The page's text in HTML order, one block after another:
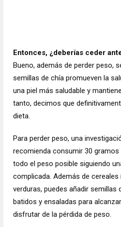
Entonces, ¿deberías ceder
Bueno, además de perder peso,
semillas de chía promueven la
una piel más saludable y
tanto, decimos que
dieta.
Para perder peso, una
recomienda consumir 30 gramos
todo el peso posible siguiendo
complicada. Además de
verduras, puedes añadir semillas
batidos y ensaladas para
disfrutar de la pérdida de peso.